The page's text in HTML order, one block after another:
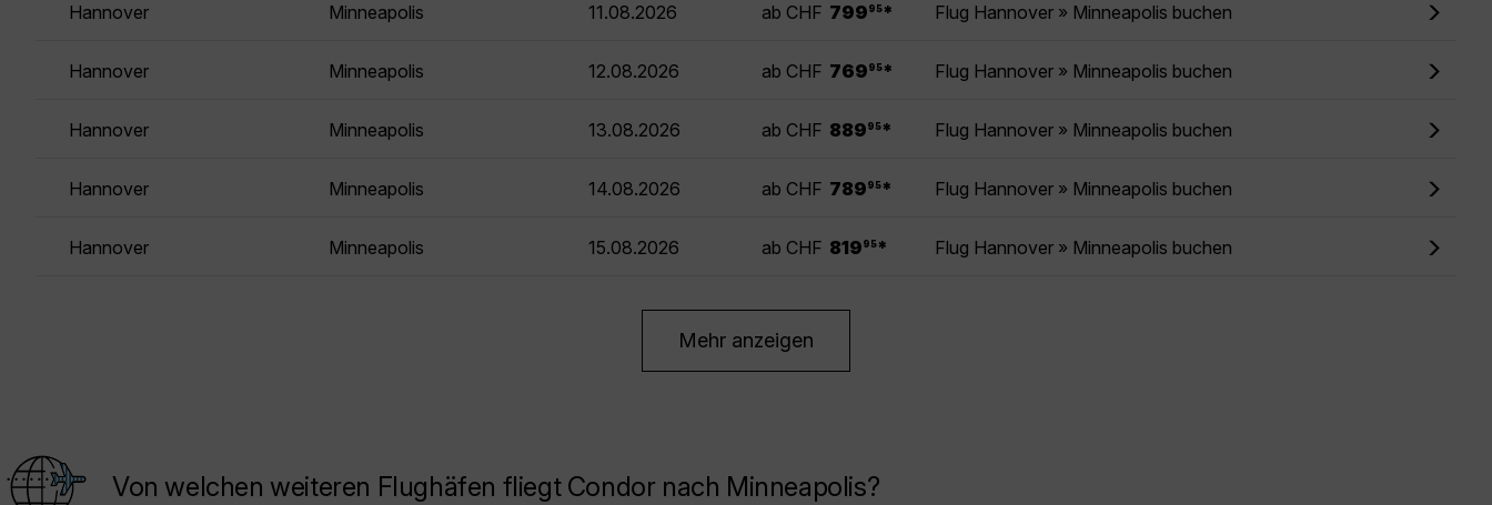
Hannover Minneapolis 11.08.2026 ab CHF 799 95 * Flug Hannover » Minneapolis buchen
Hannover Minneapolis 12.08.2026 ab CHF 769 95 * Flug Hannover » Minneapolis buchen
Hannover Minneapolis 13.08.2026 ab CHF 889 95 * Flug Hannover » Minneapolis buchen
Hannover Minneapolis 14.08.2026 ab CHF 789 95 * Flug Hannover » Minneapolis buchen
Hannover Minneapolis 15.08.2026 ab CHF 819 95 * Flug Hannover » Minneapolis buchen
Mehr anzeigen
Von welchen weiteren Flughäfen fliegt Condor nach Minneapolis?